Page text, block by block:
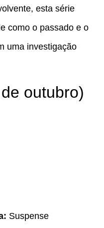
esta série
como o passado e o
uma investigação
outubro)
Suspense